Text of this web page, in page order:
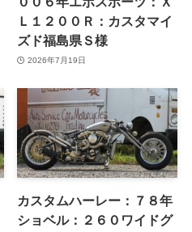
カスタムハーレー：７８年
ショベル：２６０ワイドグ
ース：カスタマイズド兵庫
県K様
2026年7月12日